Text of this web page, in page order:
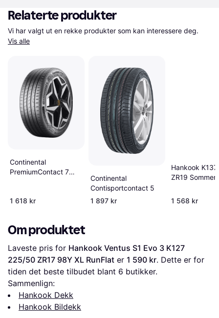
Relaterte produkter
Vis alle
Continental
PremiumContact 7
1 618 kr
Continental
Contisportcontact 5
1 897 kr
Hankook
ZR19
1 568 kr
Om produktet
Laveste pris for Hankook Ventus S1 Evo 3 K127
225/50 ZR17 98Y XL RunFlat er 1 590 kr. Dette er for
tiden det beste tilbudet blant 6 butikker.
Sammenlign:
Hankook Dekk
Hankook Bildekk